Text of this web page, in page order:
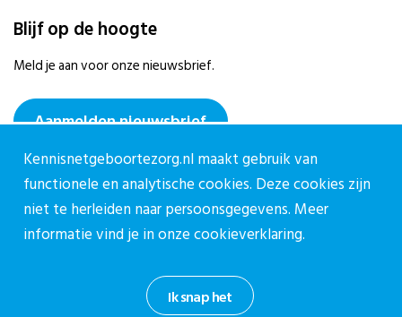
Blijf op de hoogte
Meld je aan voor onze nieuwsbrief.
Aanmelden nieuwsbrief
Cookieverklaring
InformatiebeveiligingsbeleidDisclaimer
Ik snap het
Kennisnetgeboortezorg.nl maakt gebruik van
functionele en analytische cookies. Deze cookies zijn
niet te herleiden naar persoonsgegevens. Meer
informatie vind je in onzecookieverklaring.